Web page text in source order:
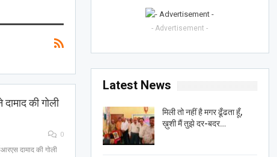
की गोली
0
दामाद की गोली
- Advertisement -
Latest News
मिली तो नहीं है मगर ढूँढता हूँ,
ख़ुशी मैं तुझे दर-बदर…